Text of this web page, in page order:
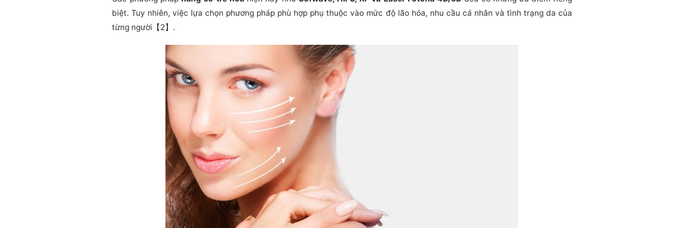
biệt. Tuy nhiên, việc lựa chọn phương pháp phù hợp phụ thuộc vào mức độ lão hóa, nhu cầu cá nhân và tình trạng da của
từng người【2】.